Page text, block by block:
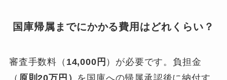
国庫帰属までにかかる費用はどれくらい？
審査手数料（ 14,000円 ）が必要です。負担金
（ 原則20万円） を国庫への帰属承認後に納付す